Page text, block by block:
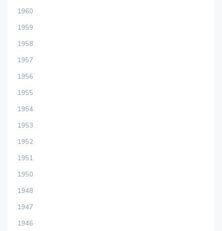
1960
1959
1958
1957
1956
1955
1954
1953
1952
1951
1950
1948
1947
1946